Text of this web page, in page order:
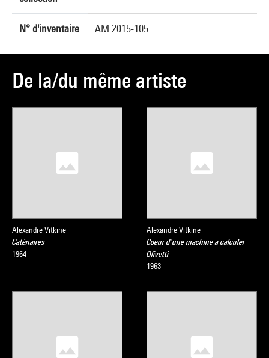
N° d'inventaire AM 2015-105
De la/du même artiste
Alexandre Vitkine
Caténaires
1964
Alexandre Vitkine
Coeur d'une machine à calculer
Olivetti
1963